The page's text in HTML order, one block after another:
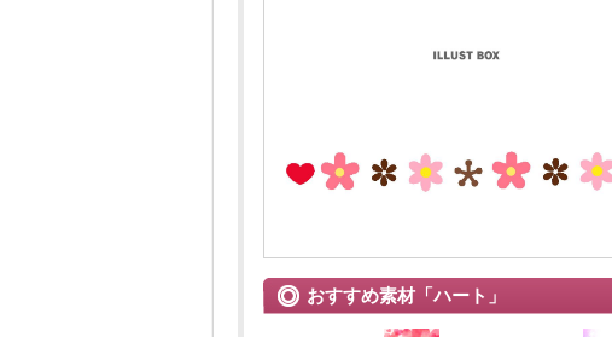
おすすめ素材「ハート」